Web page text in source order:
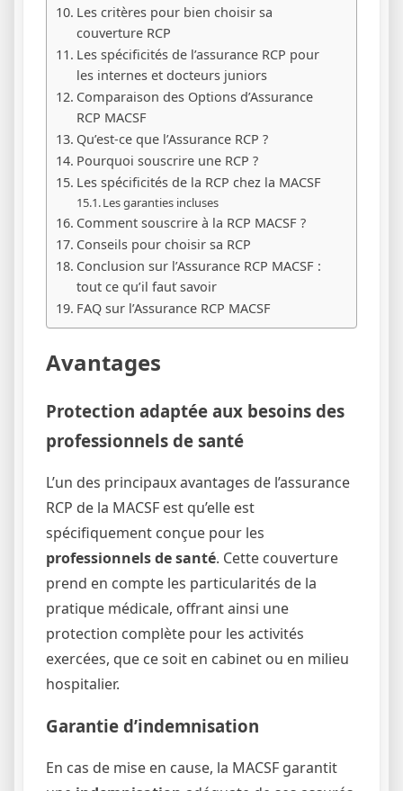
Les critères pour bien choisir sa
couverture RCP
Les spécificités de l’assurance RCP pour
les internes et docteurs juniors
Comparaison des Options d’Assurance
RCP MACSF
Qu’est-ce que l’Assurance RCP ?
Pourquoi souscrire une RCP ?
Les spécificités de la RCP chez la MACSF
Les garanties incluses
Comment souscrire à la RCP MACSF ?
Conseils pour choisir sa RCP
Conclusion sur l’Assurance RCP MACSF :
tout ce qu’il faut savoir
FAQ sur l’Assurance RCP MACSF
Avantages
Protection adaptée aux besoins des
professionnels de santé
L’un des principaux avantages de l’assurance
RCP de la MACSF est qu’elle est
spécifiquement conçue pour les
professionnels de santé. Cette couverture
prend en compte les particularités de la
pratique médicale, offrant ainsi une
protection complète pour les activités
exercées, que ce soit en cabinet ou en milieu
hospitalier.
Garantie d’indemnisation
En cas de mise en cause, la MACSF garantit